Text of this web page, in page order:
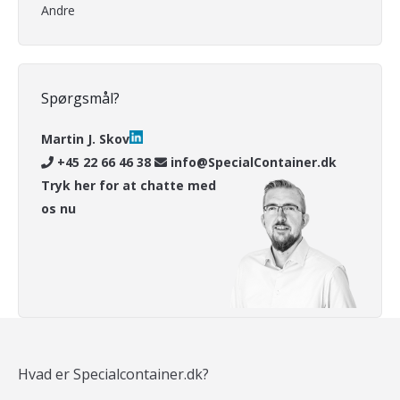
Andre
Spørgsmål?
Martin J. Skov
+45 22 66 46 38
info@SpecialContainer.dk
Tryk her for at chatte med
os nu
Hvad er Specialcontainer.dk?